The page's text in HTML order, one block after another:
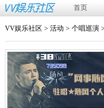
首页
VV娱乐社区 > 活动 > 个唱巡演